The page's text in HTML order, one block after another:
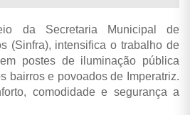
da Secretaria Municipal de
(Sinfra), intensifica o trabalho de
postes de iluminação pública
bairros e povoados de Imperatriz.
comodidade e segurança a